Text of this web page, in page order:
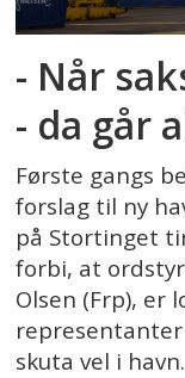
- Når
- da går
Første gangs
forslag til ny
på Stortinget
forbi, at
Olsen (Frp), er
skuta vel i havn.